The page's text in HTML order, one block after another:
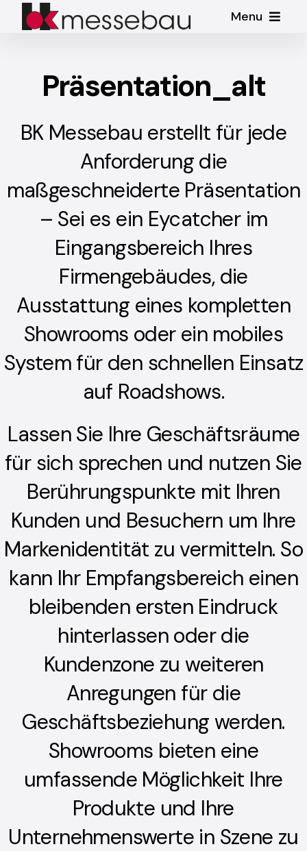
Menu
Messebau
Mit viel Engagement und Erfahrung
erschaffen wir einzigartige
Messestände.
Unsere Modelle machen Ihre
Firmenpräsentation greifbar.
Corona Schutz­maß­nahmen
Präsentation
Ob Showroom, Displays oder
Sonderbauten, unser Team steht
Ihnen gerne zur Verfügung.
Referenzen
Unternehmen
Aktuelles
Veranstaltungen
Kontakt
Präsentation_alt
BK Messebau erstellt für jede
Anforderung die
maßgeschneiderte Präsentation
– Sei es ein Eycatcher im
Eingangsbereich Ihres
Firmengebäudes, die
Ausstattung eines kompletten
Showrooms oder ein mobiles
System für den schnellen Einsatz
auf Roadshows.
Lassen Sie Ihre Geschäftsräume
für sich sprechen und nutzen Sie
Berührungspunkte mit Ihren
Kunden und Besuchern um Ihre
Markenidentität zu vermitteln. So
kann Ihr Empfangsbereich einen
bleibenden ersten Eindruck
hinterlassen oder die
Kundenzone zu weiteren
Anregungen für die
Geschäftsbeziehung werden.
Showrooms bieten eine
umfassende Möglichkeit Ihre
Produkte und Ihre
Unternehmenswerte in Szene zu